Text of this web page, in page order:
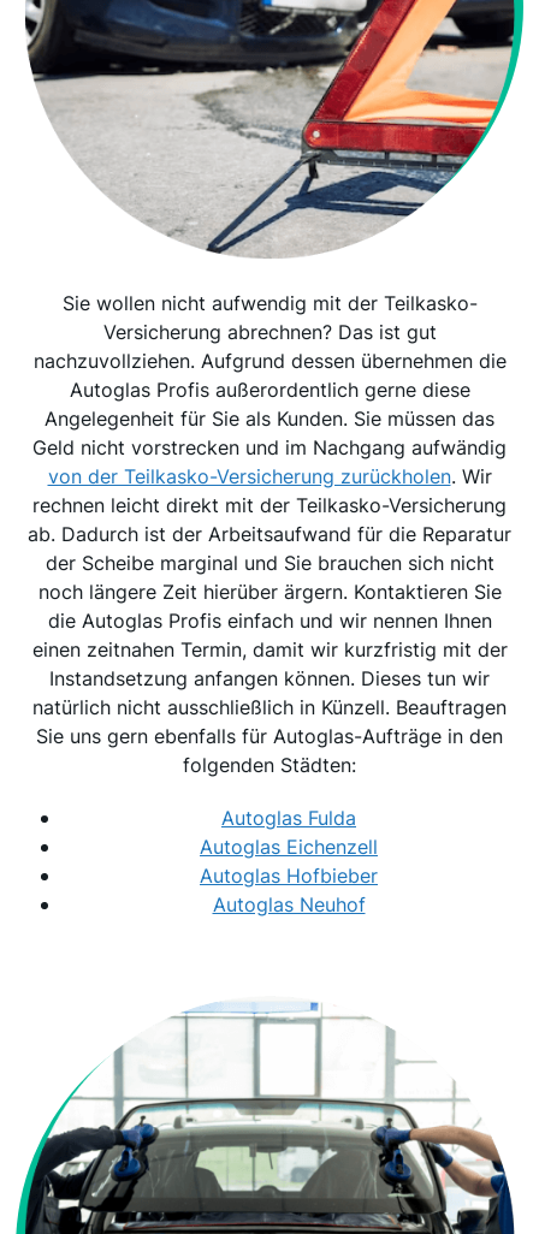
Sie wollen nicht aufwendig mit der Teilkasko-
Versicherung abrechnen? Das ist gut
nachzuvollziehen. Aufgrund dessen übernehmen die
Autoglas Profis außerordentlich gerne diese
Angelegenheit für Sie als Kunden. Sie müssen das
Geld nicht vorstrecken und im Nachgang aufwändig
von der Teilkasko-Versicherung zurückholen. Wir
rechnen leicht direkt mit der Teilkasko-Versicherung
ab. Dadurch ist der Arbeitsaufwand für die Reparatur
der Scheibe marginal und Sie brauchen sich nicht
noch längere Zeit hierüber ärgern. Kontaktieren Sie
die Autoglas Profis einfach und wir nennen Ihnen
einen zeitnahen Termin, damit wir kurzfristig mit der
Instandsetzung anfangen können. Dieses tun wir
natürlich nicht ausschließlich in Künzell. Beauftragen
Sie uns gern ebenfalls für Autoglas-Aufträge in den
folgenden Städten:
Autoglas Fulda
Autoglas Eichenzell
Autoglas Hofbieber
Autoglas Neuhof